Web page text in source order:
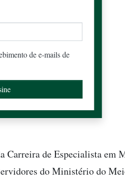
de e-mails de
Carreira de Especialista em
do Ministério do